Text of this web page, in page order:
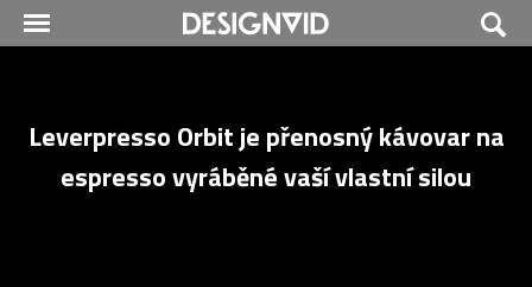
Leverpresso Orbit je přenosný kávovar na
espresso vyráběné vaší vlastní silou